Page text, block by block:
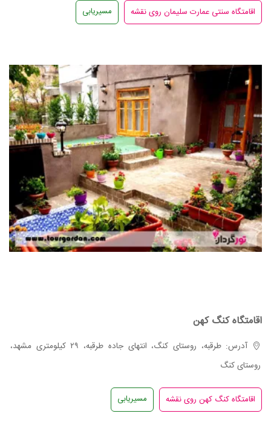
مسیریابی
اقامتگاه کنگ کهن
آدرس: طرقبه، روستای کنگ، انتهای جاده طرقبه، ۲۹ کیلومتری مشهد،
روستای کنگ
مسیریابی